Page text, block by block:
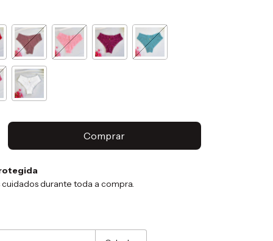
cuidados durante toda a compra.